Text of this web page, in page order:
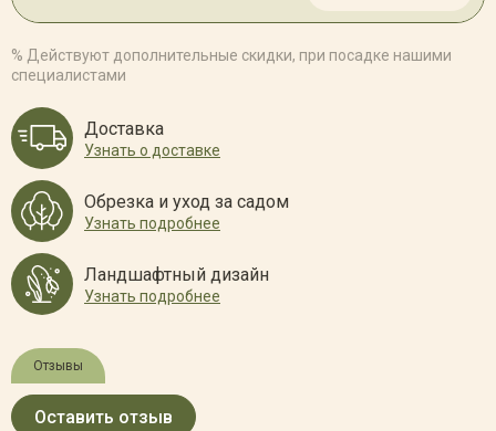
% Действуют дополнительные скидки, при посадке нашими
специалистами
Доставка
Узнать о доставке
Обрезка и уход за садом
Узнать подробнее
Ландшафтный дизайн
Узнать подробнее
Отзывы
Оставить отзыв